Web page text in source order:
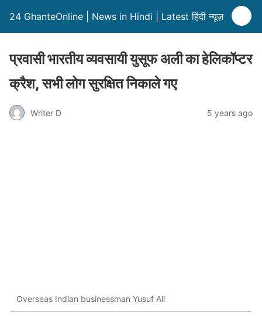
24 GhanteOnline | News in Hindi | Latest हिंदी न्यूज़
प्रवासी भारतीय व्यवसायी युसूफ अली का हेलिकॉप्टर
क्रैश, सभी लोग सुरक्षित निकाले गए
Writer D 5 years ago
Overseas Indian businessman Yusuf Ali